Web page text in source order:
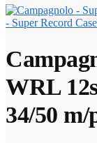
- Super Record
WRL
34/50